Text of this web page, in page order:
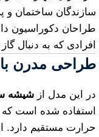
سازندگان ساختمان و
طراحان دکوراسیون
افرادی که به دنبال
طراحی مدرن
در این مدل از شیشه
استفاده شده است که
حرارت مستقیم دارد.